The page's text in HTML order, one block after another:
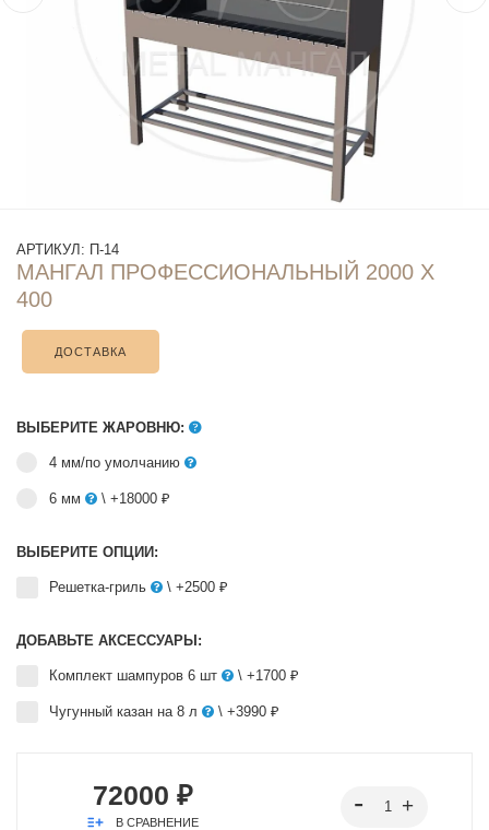
АРТИКУЛ: П-14
МАНГАЛ ПРОФЕССИОНАЛЬНЫЙ 2000 Х
400
ДОСТАВКА
ВЫБЕРИТЕ ЖАРОВНЮ:
4 мм/по умолчанию
6 мм \ +18000 ₽
ВЫБЕРИТЕ ОПЦИИ:
Решетка-гриль \ +2500 ₽
ДОБАВЬТЕ АКСЕССУАРЫ:
Комплект шампуров 6 шт \ +1700 ₽
Чугунный казан на 8 л \ +3990 ₽
72000 ₽
В СРАВНЕНИЕ